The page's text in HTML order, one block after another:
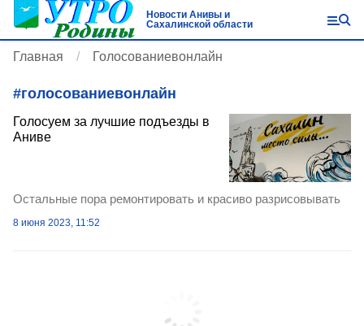
Новости Анивы и
Сахалинской области
Главная Голосованиевонлайн
#голосованиевонлайн
Голосуем за лучшие подъезды в
Аниве
Остальные пора ремонтировать и красиво разрисовывать
8 июня 2023, 11:52